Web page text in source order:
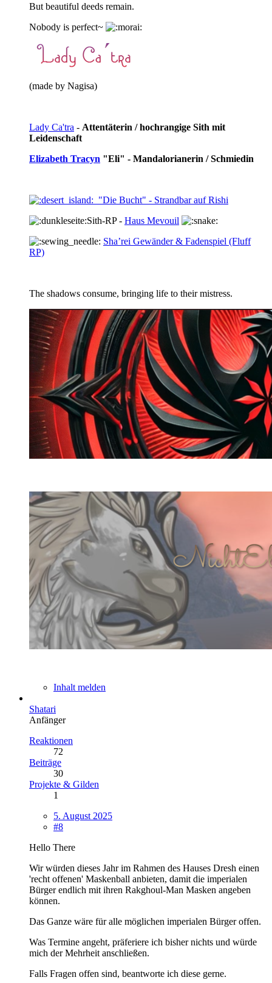
But beautiful deeds remain.
Nobody is perfect~
(made by Nagisa)
Lady Ca'tra - Attentäterin / hochrangige Sith mit
Leidenschaft
Elizabeth Tracyn "Eli" - Mandalorianerin / Schmiedin
"Die Bucht" - Strandbar auf Rishi
Sith-RP - Haus Mevouil
Sha’rei Gewänder & Fadenspiel (Fluff
RP)
The shadows consume, bringing life to their mistress.
Inhalt melden
Shatari
Anfänger
Reaktionen
72
Beiträge
30
Projekte & Gilden
1
5. August 2025
#8
Hello There
Wir würden dieses Jahr im Rahmen des Hauses Dresh einen
'recht offenen' Maskenball anbieten, damit die imperialen
Bürger endlich mit ihren Rakghoul-Man Masken angeben
können.
Das Ganze wäre für alle möglichen imperialen Bürger offen.
Was Termine angeht, präferiere ich bisher nichts und würde
mich der Mehrheit anschließen.
Falls Fragen offen sind, beantworte ich diese gerne.